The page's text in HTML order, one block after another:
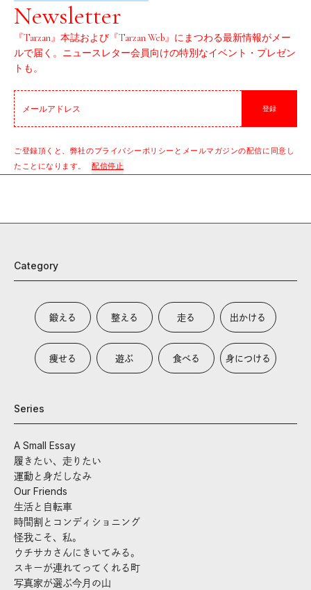
Newsletter
『Tarzan』本誌および『Tarzan Web』にまつわる最新情報がメー
ルで届く。ニュースレター会員向けの特別なイベント・プレゼン
トも。
登録
ご登録頂くと、弊社のプライバシーポリシーとメールマガジンの配信に同意し
たことになります。
配信停止
Category
鍛える 整える 走る 出かける
痩せる 遊ぶ 食べる 身につける
Series
A Small Essay
履きたい、走りたい
運動と身だしなみ
Our Friends
生活と自転車
時間割とコンディショニング
怪我こそ、私。
ウチサカさんにきいてみる。
スキーが連れてってくれる町
写真家が選ぶ今月の山